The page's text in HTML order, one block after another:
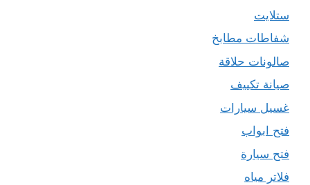
ستلايت
شفاطات مطابخ
صالونات حلاقة
صيانة تكييف
غسيل سيارات
فتح ابواب
فتح سيارة
فلاتر مياه